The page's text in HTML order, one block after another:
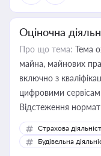
Оціночна
Про що тема: Тема
майна, майнових
включно з
цифровими
Відстеження
корисне для
бухгалтера під час
державного майна,
Страхова
Будівельна